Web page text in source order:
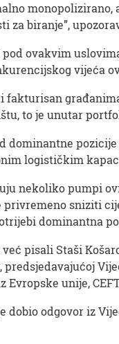
za biranje”,
ovakvim
fakturisan
to je unutar
dominantne
logističkim
nekoliko pumpi
sniziti
dominantna
pisali Staši
unije,
dobio odgovor iz